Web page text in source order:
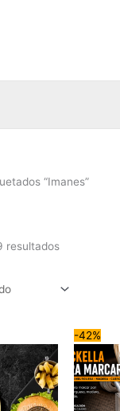
“Imanes”
resultados
-42%